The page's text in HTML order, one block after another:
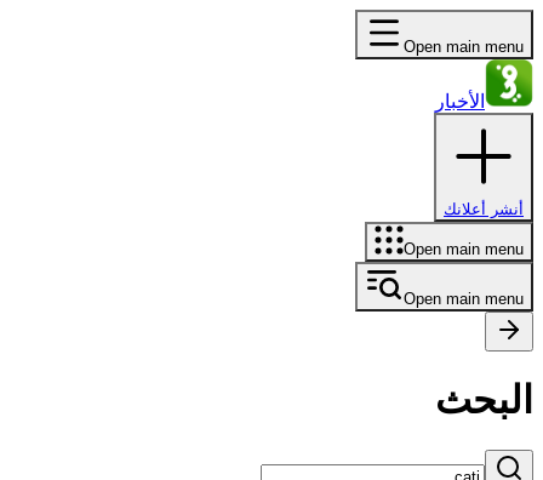
Open main menu
الأخبار
أنشر أعلانك
Open main menu
Open main menu
البحث